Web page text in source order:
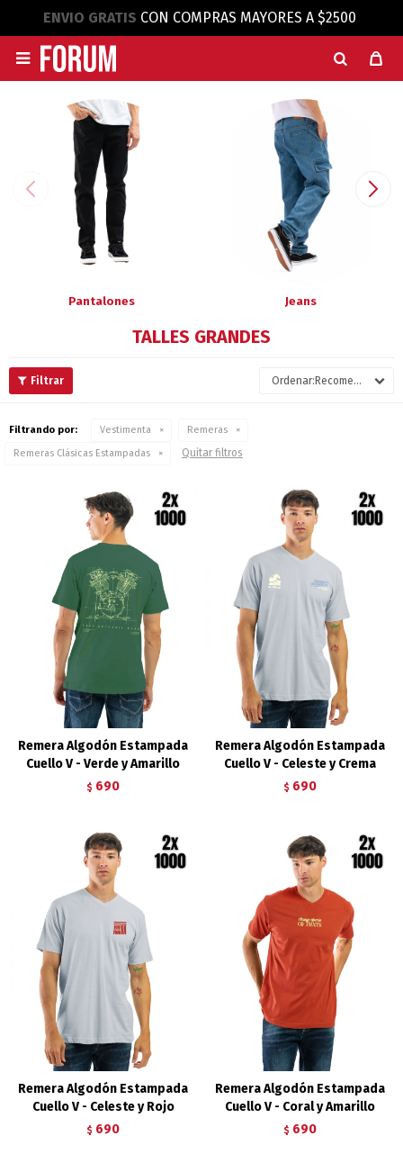
ENVIO GRATIS CON COMPRAS MAYORES A $2500

Pantalones Jeans
TALLES GRANDES
Recomendados
Filtrando por: Vestimenta
Remeras
Remeras Clásicas Estampadas
Quitar filtros
Remera Algodón Estampada
Cuello V - Verde y Amarillo
$ 690
Remera Algodón Estampada
Cuello V - Celeste y Crema
$ 690
Remera Algodón Estampada
Cuello V - Celeste y Rojo
$ 690
Remera Algodón Estampada
Cuello V - Coral y Amarillo
$ 690